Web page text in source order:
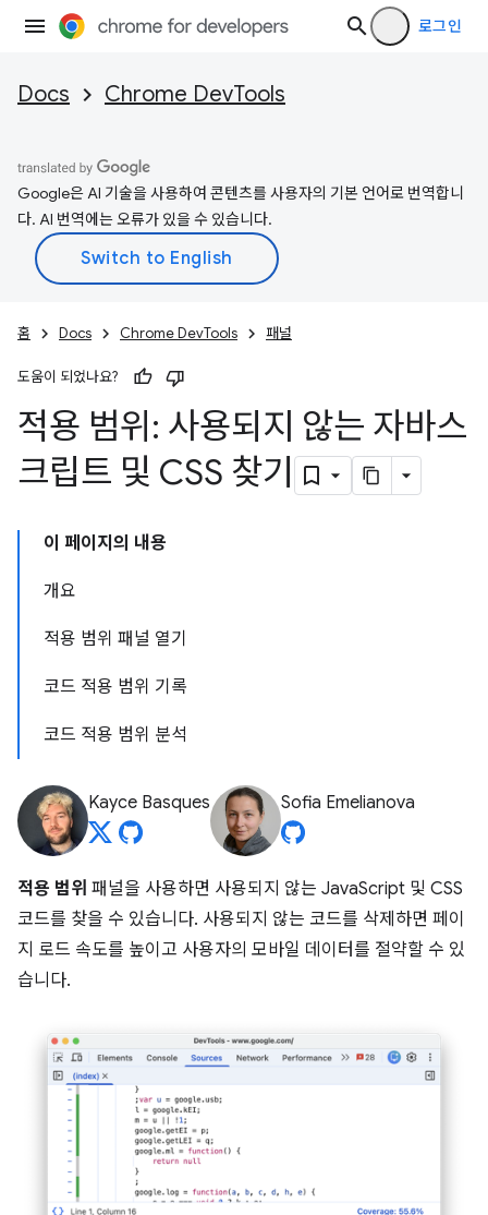
로그인
Docs Chrome DevTools
Google은 AI 기술을 사용하여 콘텐츠를 사용자의 기본 언어로 번역합니
다. AI 번역에는 오류가 있을 수 있습니다.
홈 Docs Chrome DevTools 패널
도움이 되었나요?
적용 범위: 사용되지 않는 자바스
크립트 및 CSS 찾기
이 페이지의 내용
개요
적용 범위 패널 열기
코드 적용 범위 기록
코드 적용 범위 분석
Kayce Basques Sofia Emelianova
적용 범위 패널을 사용하면 사용되지 않는 JavaScript 및 CSS
코드를 찾을 수 있습니다. 사용되지 않는 코드를 삭제하면 페이
지 로드 속도를 높이고 사용자의 모바일 데이터를 절약할 수 있
습니다.